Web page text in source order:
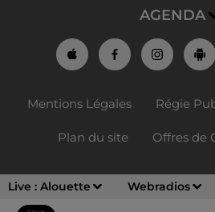
Live : Alouette Webradios
AGENDA
Mentions Légales Régie
Plan du site Offres de